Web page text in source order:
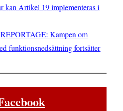
kan Artikel 19 implementeras i
REPORTAGE: Kampen om
funktionsnedsättning fortsätter